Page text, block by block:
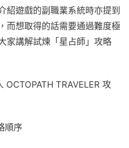
紹遊戲的副職業系統時亦提到
而想取得的話需要通過難度極
家講解試煉「星占師」攻略
OCTOPATH TRAVELER 攻
順序